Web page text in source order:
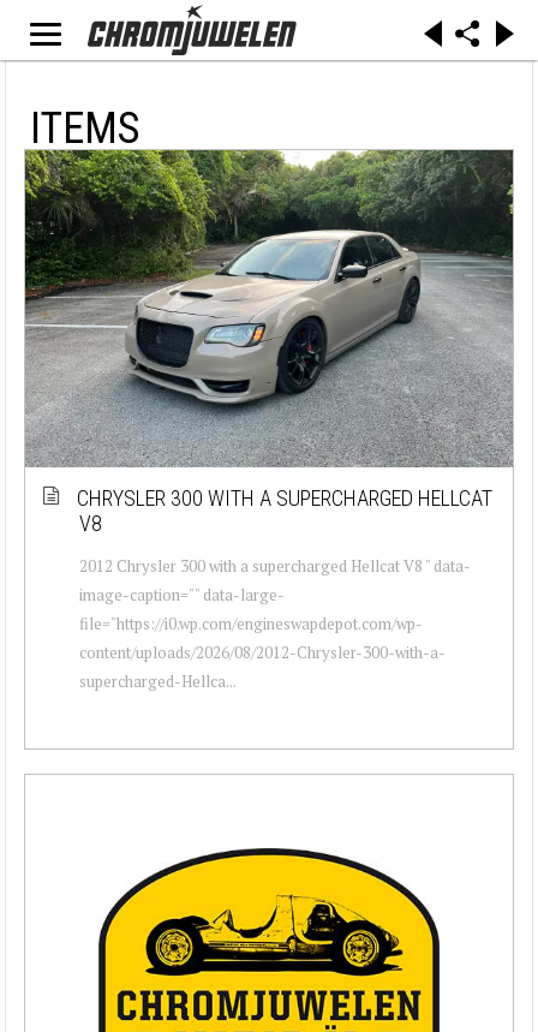
ITEMS
CHRYSLER 300 WITH A SUPERCHARGED HELLCAT
V8
2012 Chrysler 300 with a supercharged Hellcat V8 " data-
image-caption="" data-large-
file="https://i0.wp.com/engineswapdepot.com/wp-
content/uploads/2026/08/2012-Chrysler-300-with-a-
supercharged-Hellca...